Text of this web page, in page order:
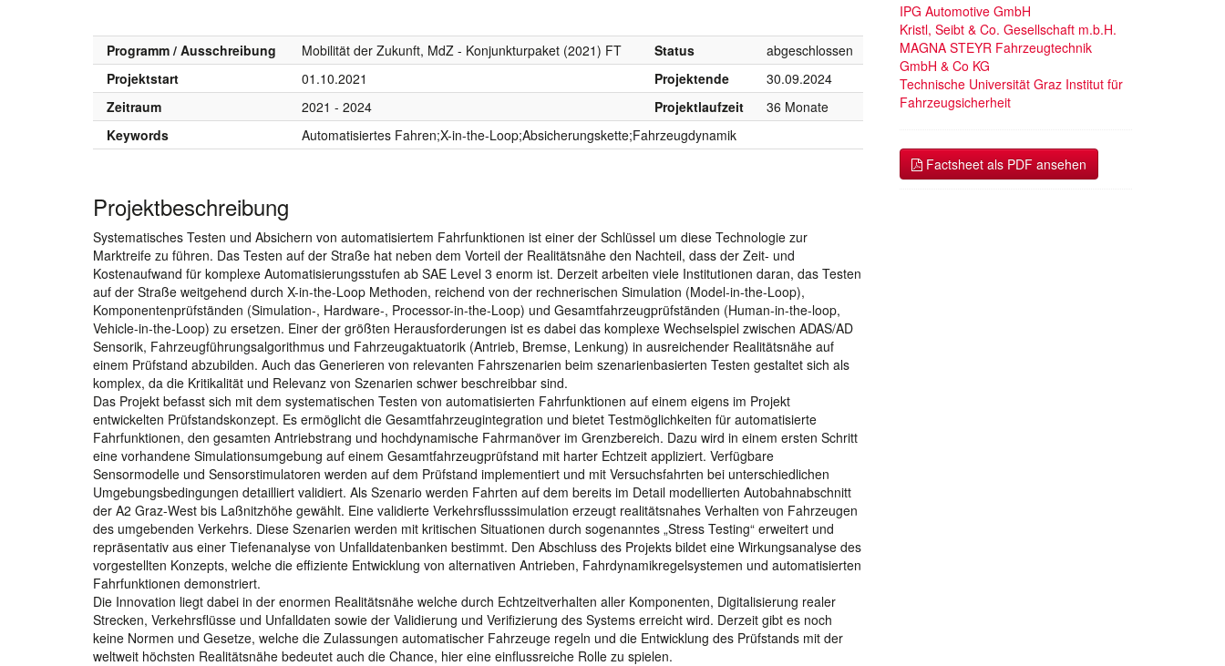
Programm / Ausschreibung Mobilität der Zukunft, MdZ - Konjunkturpaket (2021) FT Status
abgeschlossen
Projektstart
01.10.2021 Projektende
30.09.2024
Zeitraum
2021 - 2024 Projektlaufzeit
36 Monate
Keywords
Automatisiertes Fahren;X-in-the-Loop;Absicherungskette;Fahrzeugdynamik
Projektbeschreibung
Systematisches Testen und Absichern von automatisiertem Fahrfunktionen ist einer der Schlüssel um diese Technologie zur
Marktreife zu führen. Das Testen auf der Straße hat neben dem Vorteil der Realitätsnähe den Nachteil, dass der Zeit- und
Kostenaufwand für komplexe Automatisierungsstufen ab SAE Level 3 enorm ist. Derzeit arbeiten viele Institutionen daran, das Testen
auf der Straße weitgehend durch X-in-the-Loop Methoden, reichend von der rechnerischen Simulation (Model-in-the-Loop),
Komponentenprüfständen (Simulation-, Hardware-, Processor-in-the-Loop) und Gesamtfahrzeugprüfständen (Human-in-the-loop,
Vehicle-in-the-Loop) zu ersetzen. Einer der größten Herausforderungen ist es dabei das komplexe Wechselspiel zwischen ADAS/AD
Sensorik, Fahrzeugführungsalgorithmus und Fahrzeugaktuatorik (Antrieb, Bremse, Lenkung) in ausreichender Realitätsnähe auf
einem Prüfstand abzubilden. Auch das Generieren von relevanten Fahrszenarien beim szenarienbasierten Testen gestaltet sich als
komplex, da die Kritikalität und Relevanz von Szenarien schwer beschreibbar sind.
Das Projekt befasst sich mit dem systematischen Testen von automatisierten Fahrfunktionen auf einem eigens im Projekt
entwickelten Prüfstandskonzept. Es ermöglicht die Gesamtfahrzeugintegration und bietet Testmöglichkeiten für automatisierte
Fahrfunktionen, den gesamten Antriebstrang und hochdynamische Fahrmanöver im Grenzbereich. Dazu wird in einem ersten Schritt
eine vorhandene Simulationsumgebung auf einem Gesamtfahrzeugprüfstand mit harter Echtzeit appliziert. Verfügbare
Sensormodelle und Sensorstimulatoren werden auf dem Prüfstand implementiert und mit Versuchsfahrten bei unterschiedlichen
Umgebungsbedingungen detailliert validiert. Als Szenario werden Fahrten auf dem bereits im Detail modellierten Autobahnabschnitt
der A2 Graz-West bis Laßnitzhöhe gewählt. Eine validierte Verkehrsflusssimulation erzeugt realitätsnahes Verhalten von Fahrzeugen
des umgebenden Verkehrs. Diese Szenarien werden mit kritischen Situationen durch sogenanntes „Stress Testing“ erweitert und
repräsentativ aus einer Tiefenanalyse von Unfalldatenbanken bestimmt. Den Abschluss des Projekts bildet eine Wirkungsanalyse des
vorgestellten Konzepts, welche die effiziente Entwicklung von alternativen Antrieben, Fahrdynamikregelsystemen und automatisierten
Fahrfunktionen demonstriert.
Die Innovation liegt dabei in der enormen Realitätsnähe welche durch Echtzeitverhalten aller Komponenten, Digitalisierung realer
Strecken, Verkehrsflüsse und Unfalldaten sowie der Validierung und Verifizierung des Systems erreicht wird. Derzeit gibt es noch
keine Normen und Gesetze, welche die Zulassungen automatischer Fahrzeuge regeln und die Entwicklung des Prüfstands mit der
weltweit höchsten Realitätsnähe bedeutet auch die Chance, hier eine einflussreiche Rolle zu spielen.
IPG Automotive GmbH
Kristl, Seibt & Co. Gesellschaft m.b.H.
MAGNA STEYR Fahrzeugtechnik
GmbH & Co KG
Technische Universität Graz Institut für
Fahrzeugsicherheit
Factsheet als PDF ansehen